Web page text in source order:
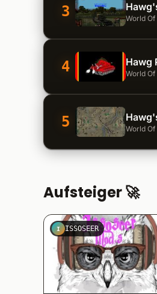
3 World Of
4 Hawg
World Of
5 World Of
Aufsteiger 🚀
I ISSOSEER